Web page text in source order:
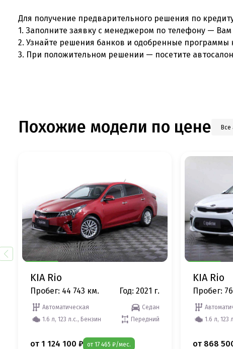
Для получение предварительного решения по
1. Заполните заявку с менеджером по телефону —
2. Узнайте решения банков и одобренные программы
3. При положительном решении — посетите
Похожие модели по цене Все
KIA Rio
Пробег: 44 743 км. Год: 2021 г.
Автоматическая
Седан
1.6 л, 123 л.с., Бензин
Передний
от 1 124 100 ₽ от 17 465 ₽/мес.
KIA Rio
Пробег:
1.6 л, 123
от 868